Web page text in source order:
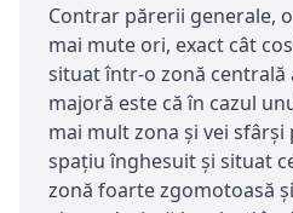
Contrar părerii generale,
mai mute ori, exact cât
situat într-o zonă centrală
majoră este că în cazul
mai mult zona și vei
spațiu înghesuit și situat
zonă foarte zgomotoasă